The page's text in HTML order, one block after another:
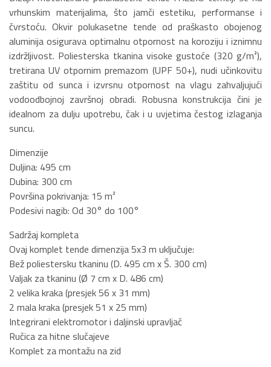
vrhunskim materijalima, što jamči estetiku, performanse i
čvrstoću. Okvir polukasetne tende od praškasto obojenog
aluminija osigurava optimalnu otpornost na koroziju i iznimnu
izdržljivost. Poliesterska tkanina visoke gustoće (320 g/m²),
tretirana UV otpornim premazom (UPF 50+), nudi učinkovitu
zaštitu od sunca i izvrsnu otpornost na vlagu zahvaljujući
vodoodbojnoj završnoj obradi. Robusna konstrukcija čini je
idealnom za dulju upotrebu, čak i u uvjetima čestog izlaganja
suncu.
Dimenzije
Duljina: 495 cm
Dubina: 300 cm
Površina pokrivanja: 15 m²
Podesivi nagib: Od 30° do 100°
Sadržaj kompleta
Ovaj komplet tende dimenzija 5x3 m uključuje:
Bež poliestersku tkaninu (D. 495 cm x Š. 300 cm)
Valjak za tkaninu (Ø 7 cm x D. 486 cm)
2 velika kraka (presjek 56 x 31 mm)
2 mala kraka (presjek 51 x 25 mm)
Integrirani elektromotor i daljinski upravljač
Ručica za hitne slučajeve
Komplet za montažu na zid